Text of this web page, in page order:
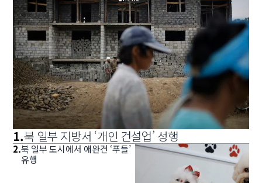
1.북 일부 지방서 ‘개인 건설업’ 성행
2.북 일부 도시에서 애완견 ‘푸들’
유행